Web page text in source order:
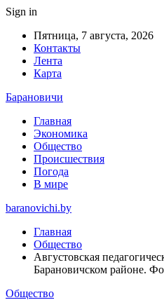
Sign in
Пятница, 7 августа, 2026
Контакты
Лента
Карта
Барановичи
Главная
Экономика
Общество
Происшествия
Погода
В мире
baranovichi.by
Главная
Общество
Августовская
Барановичском районе.
Общество